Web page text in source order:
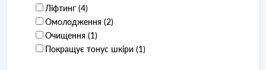
Ліфтинг ‏ (4)
Омолодження ‏ (2)
Очищення ‏ (1)
Покращує тонус шкіри ‏ (1)